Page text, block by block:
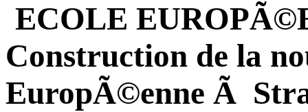
ECOLE
Construction de la
EuropÃ©enne Ã